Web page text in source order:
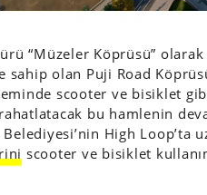
“Müzeler Köprüsü” olarak
sahip olan Puji Road
scooter ve bisiklet
bu hamlenin
High Loop’ta
scooter ve bisiklet